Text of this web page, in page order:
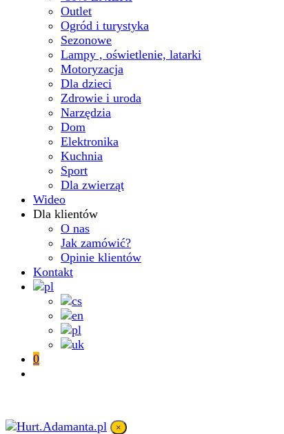
Outlet
Ogród i turystyka
Sezonowe
Lampy , oświetlenie, latarki
Motoryzacja
Dla dzieci
Zdrowie i uroda
Narzędzia
Dom
Elektronika
Kuchnia
Sport
Dla zwierząt
Wideo
Dla klientów
O nas
Jak zamówić?
Opinie klientów
Kontakt
0
×